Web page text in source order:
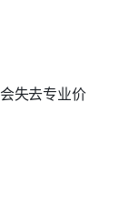
失去专业价